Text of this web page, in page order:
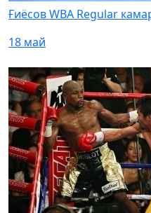
Ғиёсов WBA Regular
18 май